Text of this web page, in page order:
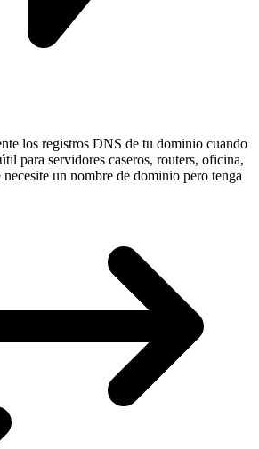
los registros DNS de tu dominio cuando
para servidores caseros, routers, oficina,
un nombre de dominio pero tenga